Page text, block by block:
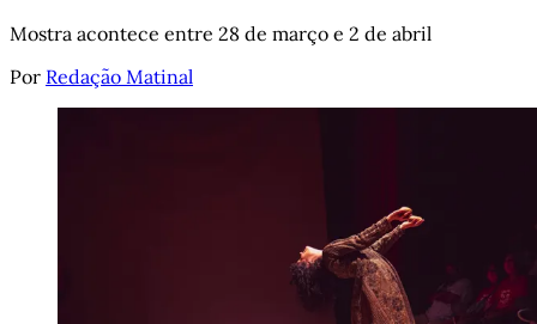
Mostra acontece entre 28 de março e 2 de abril
Por Redação Matinal